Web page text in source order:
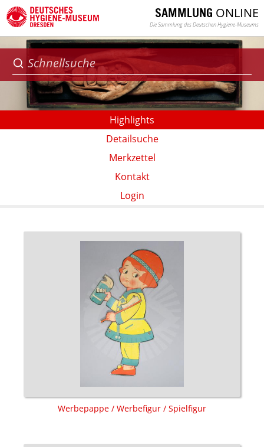
SAMMLUNG ONLINE
Die Sammlung des Deutschen Hygiene-Museums
Highlights
Detailsuche
Merkzettel
Kontakt
Login
Werbepappe / Werbefigur / Spielfigur